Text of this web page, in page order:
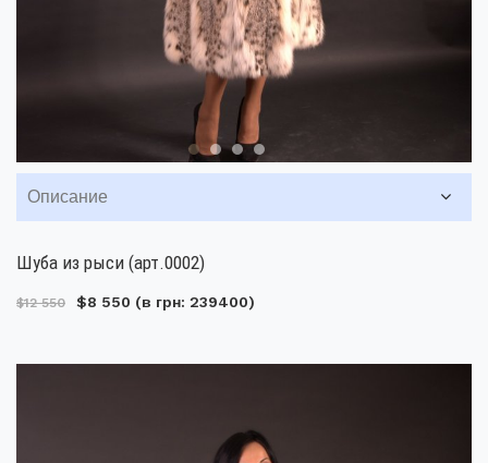
Описание
Шуба из рыси (арт.0002)
$12 550 $8 550 (в грн: 239400)